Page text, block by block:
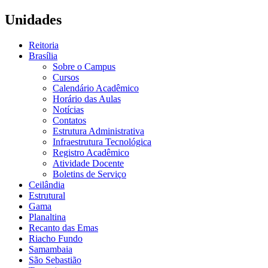
Unidades
Reitoria
Brasília
Sobre o Campus
Cursos
Calendário Acadêmico
Horário das Aulas
Notícias
Contatos
Estrutura Administrativa
Infraestrutura Tecnológica
Registro Acadêmico
Atividade Docente
Boletins de Serviço
Ceilândia
Estrutural
Gama
Planaltina
Recanto das Emas
Riacho Fundo
Samambaia
São Sebastião